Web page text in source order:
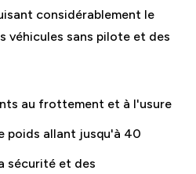
considérablement le
véhicules sans pilote et des
au frottement et à l'usure
poids allant jusqu'à 40
sécurité et des